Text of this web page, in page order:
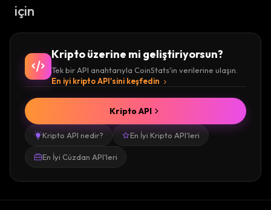
için
Kripto üzerine mi geliştiriyorsun?
Tek bir API anahtarıyla CoinStats'in verilerine ulaşın.
En iyi kripto API'sini keşfedin
Kripto API nedir? En İyi Kripto API'leri
En İyi Cüzdan API'leri
Kripto API